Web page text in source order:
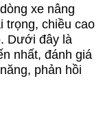
xe nâng
trọng, chiều cao
Dưới đây là
nhất, đánh giá
phản hồi